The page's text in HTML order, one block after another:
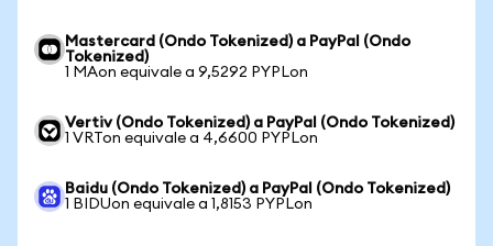
Mastercard (Ondo Tokenized) a PayPal (Ondo
Tokenized)
1 MAon equivale a 9,5292 PYPLon
Vertiv (Ondo Tokenized) a PayPal (Ondo Tokenized)
1 VRTon equivale a 4,6600 PYPLon
Baidu (Ondo Tokenized) a PayPal (Ondo Tokenized)
1 BIDUon equivale a 1,8153 PYPLon